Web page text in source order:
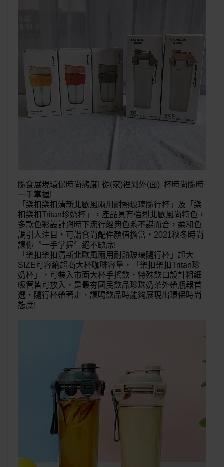
隨食展現環保時尚態度! 從(家)裡到外(面) 杯時尚隨時
一手掌握!
「樂扣樂扣清新北歐風兩用耐熱玻璃隨行杯」及「樂
扣樂扣Tritan珍奶杯」，產品具有強烈北歐風尚特色，
多款色彩設計與時下流行經典色系不謀而合，柔和色
調引人注目，可謂食尚配件顏值擔當，2021秋冬時尚
讓你〝一手掌握〞絕不缺席!
「樂扣樂扣清新北歐風兩用耐熱玻璃隨行杯」超大
SIZE可容納超商大杯咖啡容量，「樂扣樂扣Tritan珍
奶杯」，可裝入市面大杯手搖飲，特殊飲口設計粗細
吸管皆可放入，是最夯國民飲品珍珠奶茶外帶瓶器首
選，隨行杯帶著走，讓喝飲品時能夠展現出環保時尚
態度!